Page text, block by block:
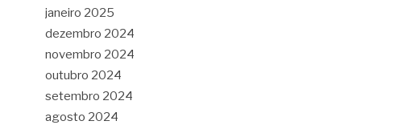
janeiro 2025
dezembro 2024
novembro 2024
outubro 2024
setembro 2024
agosto 2024